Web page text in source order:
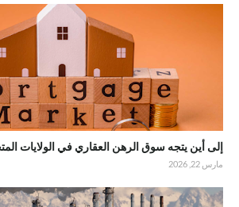
إلى أين يتجه سوق الرهن العقاري في الولايات
مارس 22, 2026